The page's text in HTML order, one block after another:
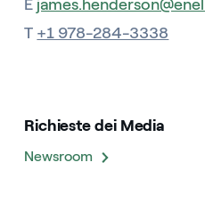
E
T +1 978-284-3338
Richieste dei Media
Newsroom